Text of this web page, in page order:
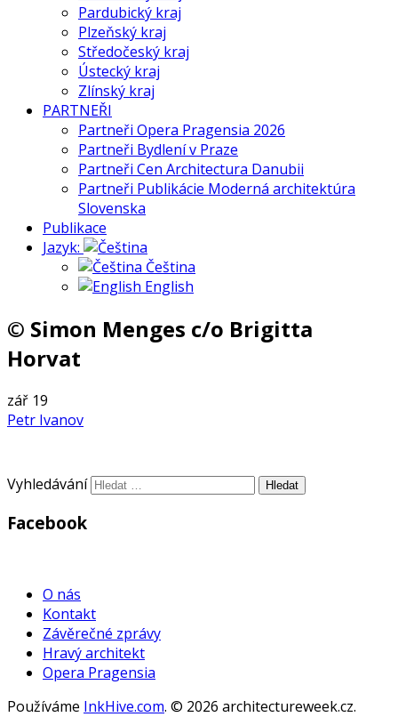
Pardubický kraj
Plzeňský kraj
Středočeský kraj
Ústecký kraj
Zlínský kraj
PARTNEŘI
Partneři Opera Pragensia 2026
Partneři Bydlení v Praze
Partneři Cen Architectura Danubii
Partneři Publikácie Moderná architektúra
Slovenska
Publikace
Jazyk:
Čeština
English
© Simon Menges c/o Brigitta
Horvat
zář 19
Petr Ivanov
Vyhledávání
Facebook
O nás
Kontakt
Závěrečné zprávy
Hravý architekt
Opera Pragensia
Používáme InkHive.com. © 2026 architectureweek.cz.